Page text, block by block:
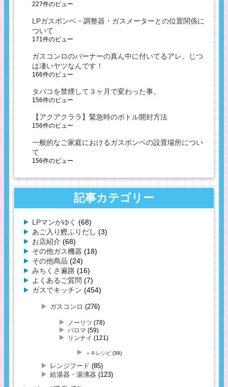
227件のビュー
LPガスボンベ・調整器・ガスメーターとの位置関係に
ついて
171件のビュー
ガスコンロのバーナーの真ん中に付いてるアレ。じつ
は凄いヤツなんです！
166件のビュー
タバコを禁煙して３ヶ月で変わった事。
156件のビュー
【アクアクララ】緊急時のボトル開封方法
156件のビュー
一般的なご家庭におけるガスボンベの設置場所につい
て
156件のビュー
記事カテゴリー
LPマンがゆく (68)
あご入り鰹ふりだし (3)
お店紹介 (68)
その他ガス機器 (18)
その他商品 (24)
みちくさ遍路 (16)
よくあるご質問 (7)
ガスでキッチン (454)
ガスコンロ (276)
ノーリツ (78)
パロマ (59)
リンナイ (121)
＋Ｒレシピ (39)
レンジフード (85)
給湯器・湯沸器 (123)